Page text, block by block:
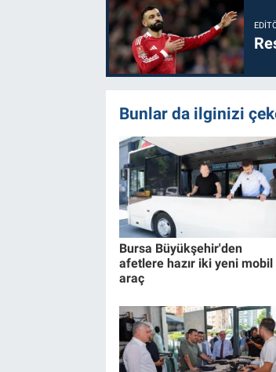
Bunlar da ilginizi
Bursa Büyükşehir'den
afetlere hazır iki yeni mobil
araç